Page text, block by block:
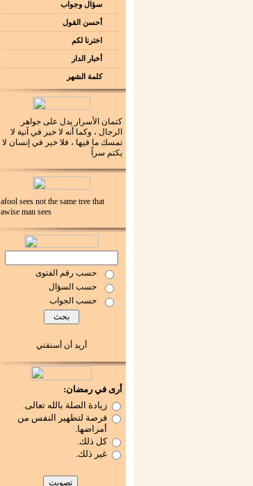
سؤال وجواب
أحسن القول
اخترنا لكم
أخبار الدار
كلمة الشهر
كتمان الأسرار يدل على جواهر
الرجال ، وكما أنه لا خير في آنية لا
تمسك ما فيها ، فلا خير في إنسان لا
يكتم سراً
afool sees not the same tree that
awise man sees
حسب رقم الفتوى
حسب السؤال
حسب الجواب
أريد أن أستفتي
أرى في رمضان:
زيادة الصلة بالله تعالى.
فرصة لتطهير النفس من
أمراضها.
كل ذلك.
غير ذلك.